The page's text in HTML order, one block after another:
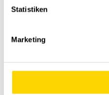
Statistiken
Marketing